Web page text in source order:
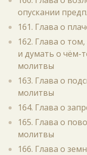
опускании
161. Глава о
162. Глава о
и думать о чём-
молитвы
163. Глава о
молитвы
164. Глава о
165. Глава о
молитвы
166. Глава о